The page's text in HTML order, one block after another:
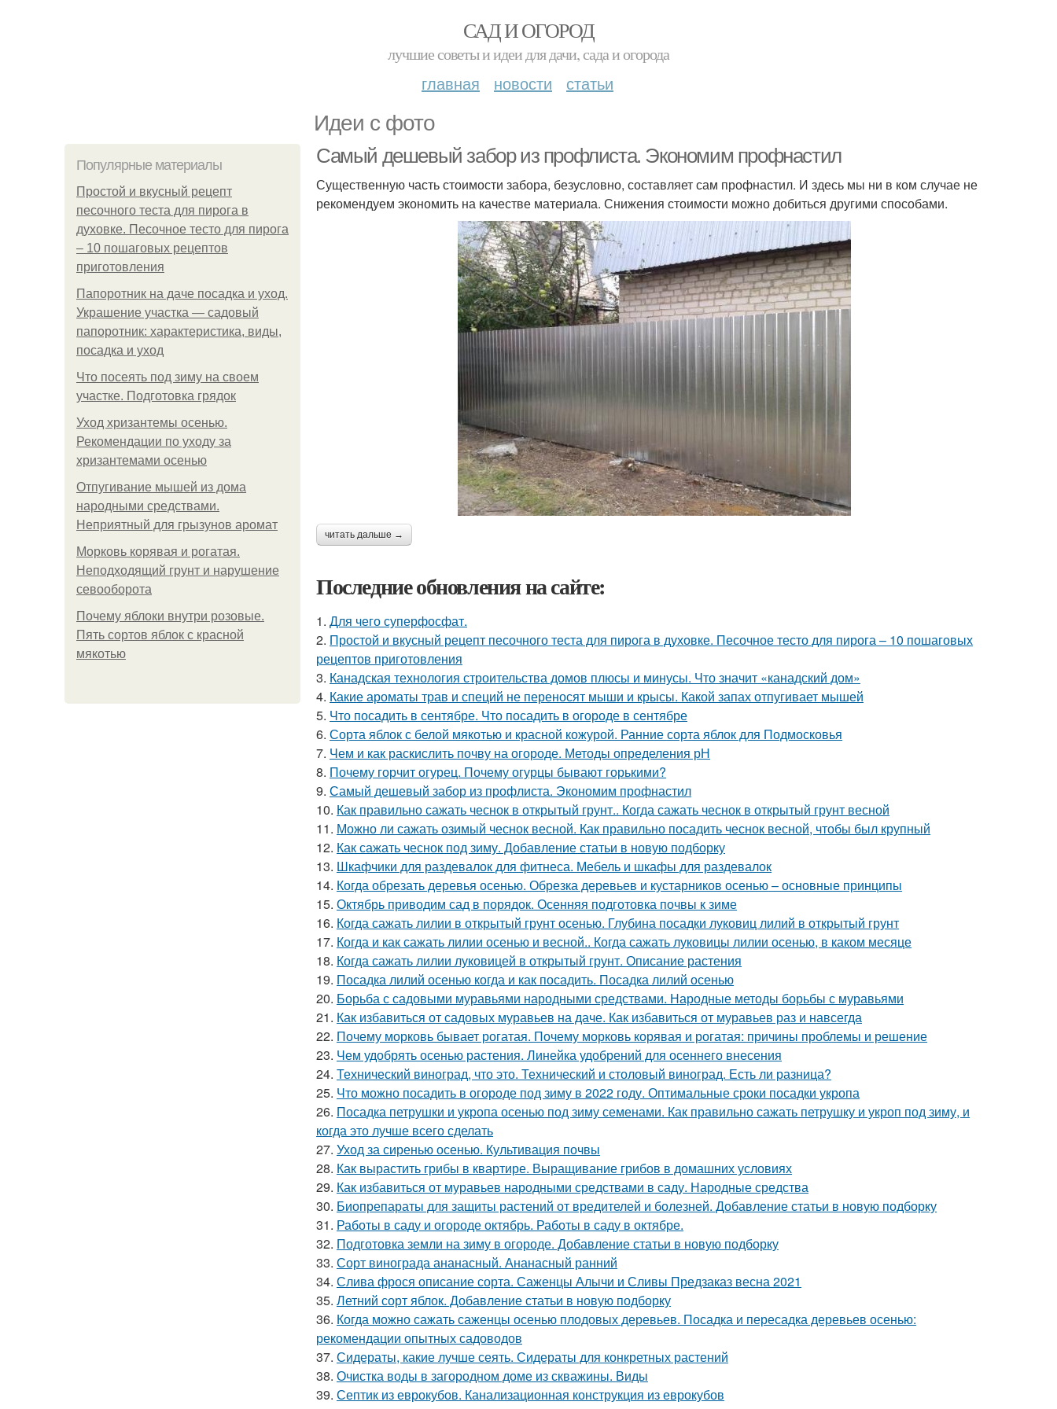
САД И ОГОРОД
лучшие советы и идеи для дачи, сада и огорода
главная новости статьи
Идеи с фото
Популярные материалы
Простой и вкусный рецепт
песочного теста для пирога в
духовке. Песочное тесто для пирога
– 10 пошаговых рецептов
приготовления
Папоротник на даче посадка и уход.
Украшение участка — садовый
папоротник: характеристика, виды,
посадка и уход
Что посеять под зиму на своем
участке. Подготовка грядок
Уход хризантемы осенью.
Рекомендации по уходу за
хризантемами осенью
Отпугивание мышей из дома
народными средствами.
Неприятный для грызунов аромат
Морковь корявая и рогатая.
Неподходящий грунт и нарушение
севооборота
Почему яблоки внутри розовые.
Пять сортов яблок с красной
мякотью
Самый дешевый забор из профлиста. Экономим профнастил
Существенную часть стоимости забора, безусловно, составляет сам профнастил. И здесь мы ни в ком случае не
рекомендуем экономить на качестве материала. Снижения стоимости можно добиться другими способами.
читать дальше →
Последние обновления на сайте:
1. Для чего суперфосфат.
2. Простой и вкусный рецепт песочного теста для пирога в духовке. Песочное тесто для пирога – 10 пошаговых
рецептов приготовления
3. Канадская технология строительства домов плюсы и минусы. Что значит «канадский дом»
4. Какие ароматы трав и специй не переносят мыши и крысы. Какой запах отпугивает мышей
5. Что посадить в сентябре. Что посадить в огороде в сентябре
6. Сорта яблок с белой мякотью и красной кожурой. Ранние сорта яблок для Подмосковья
7. Чем и как раскислить почву на огороде. Методы определения рН
8. Почему горчит огурец. Почему огурцы бывают горькими?
9. Самый дешевый забор из профлиста. Экономим профнастил
10. Как правильно сажать чеснок в открытый грунт.. Когда сажать чеснок в открытый грунт весной
11. Можно ли сажать озимый чеснок весной. Как правильно посадить чеснок весной, чтобы был крупный
12. Как сажать чеснок под зиму. Добавление статьи в новую подборку
13. Шкафчики для раздевалок для фитнеса. Мебель и шкафы для раздевалок
14. Когда обрезать деревья осенью. Обрезка деревьев и кустарников осенью – основные принципы
15. Октябрь приводим сад в порядок. Осенняя подготовка почвы к зиме
16. Когда сажать лилии в открытый грунт осенью. Глубина посадки луковиц лилий в открытый грунт
17. Когда и как сажать лилии осенью и весной.. Когда сажать луковицы лилии осенью, в каком месяце
18. Когда сажать лилии луковицей в открытый грунт. Описание растения
19. Посадка лилий осенью когда и как посадить. Посадка лилий осенью
20. Борьба с садовыми муравьями народными средствами. Народные методы борьбы с муравьями
21. Как избавиться от садовых муравьев на даче. Как избавиться от муравьев раз и навсегда
22. Почему морковь бывает рогатая. Почему морковь корявая и рогатая: причины проблемы и решение
23. Чем удобрять осенью растения. Линейка удобрений для осеннего внесения
24. Технический виноград, что это. Технический и столовый виноград. Есть ли разница?
25. Что можно посадить в огороде под зиму в 2022 году. Оптимальные сроки посадки укропа
26. Посадка петрушки и укропа осенью под зиму семенами. Как правильно сажать петрушку и укроп под зиму, и
когда это лучше всего сделать
27. Уход за сиренью осенью. Культивация почвы
28. Как вырастить грибы в квартире. Выращивание грибов в домашних условиях
29. Как избавиться от муравьев народными средствами в саду. Народные средства
30. Биопрепараты для защиты растений от вредителей и болезней. Добавление статьи в новую подборку
31. Работы в саду и огороде октябрь. Работы в саду в октябре.
32. Подготовка земли на зиму в огороде. Добавление статьи в новую подборку
33. Сорт винограда ананасный. Ананасный ранний
34. Слива фрося описание сорта. Саженцы Алычи и Сливы Предзаказ весна 2021
35. Летний сорт яблок. Добавление статьи в новую подборку
36. Когда можно сажать саженцы осенью плодовых деревьев. Посадка и пересадка деревьев осенью:
рекомендации опытных садоводов
37. Сидераты, какие лучше сеять. Сидераты для конкретных растений
38. Очистка воды в загородном доме из скважины. Виды
39. Септик из еврокубов. Канализационная конструкция из еврокубов